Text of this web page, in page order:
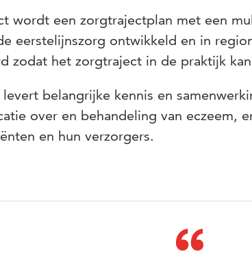
wordt een zorgtrajectplan met een
eerstelijnszorg ontwikkeld en in
zodat het zorgtraject in de praktijk
belangrijke kennis en
over en behandeling van eczeem,
en hun verzorgers.